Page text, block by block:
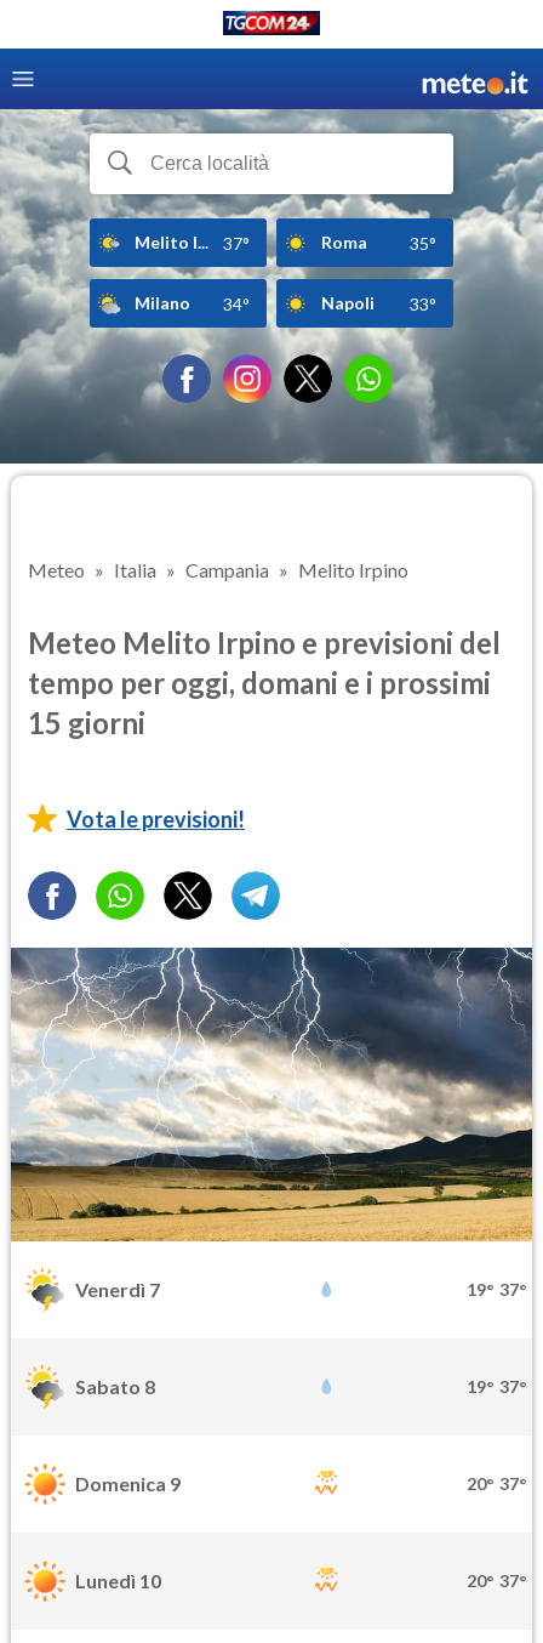
Melito I... 37° Roma 35°
Milano 34° Napoli 33°
Meteo Italia Campania Melito Irpino
Meteo Melito Irpino e previsioni del
tempo per oggi, domani e i prossimi
15 giorni
Vota le previsioni!
Venerdì 7 19° 37°
Sabato 8 19° 37°
Domenica 9 20° 37°
Lunedì 10 20° 37°